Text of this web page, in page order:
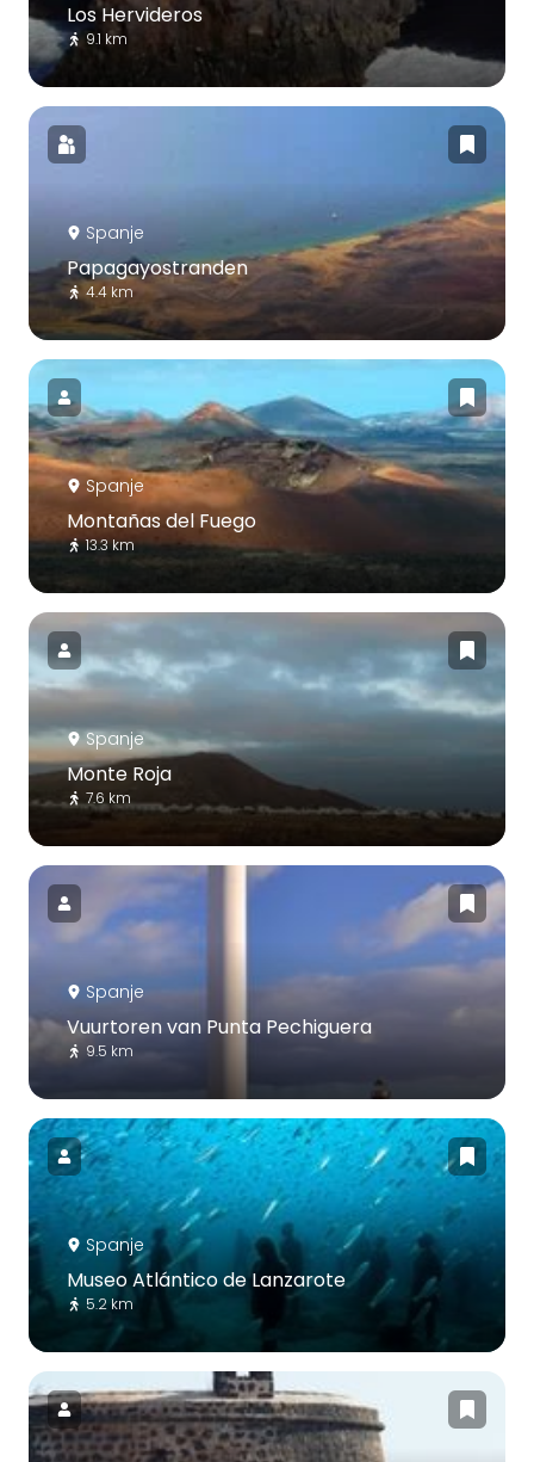
Los Hervideros
9.1 km
Spanje
Papagayostranden
4.4 km
Spanje
Montañas del Fuego
13.3 km
Spanje
Monte Roja
7.6 km
Spanje
Vuurtoren van Punta Pechiguera
9.5 km
Spanje
Museo Atlántico de Lanzarote
5.2 km